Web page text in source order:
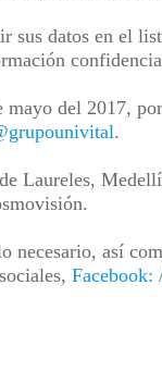
datos en el
mayo del 2017,
.
Laureles,
así
Facebook: